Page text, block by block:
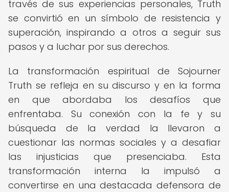
través de sus experiencias personales, Truth
se convirtió en un símbolo de resistencia y
superación, inspirando a otros a seguir sus
pasos y a luchar por sus derechos.
La transformación espiritual de Sojourner
Truth se refleja en su discurso y en la forma
en que abordaba los desafíos que
enfrentaba. Su conexión con la fe y su
búsqueda de la verdad la llevaron a
cuestionar las normas sociales y a desafiar
las injusticias que presenciaba. Esta
transformación interna la impulsó a
convertirse en una destacada defensora de